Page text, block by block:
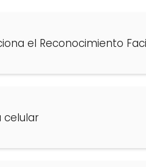
el Reconocimiento
celular